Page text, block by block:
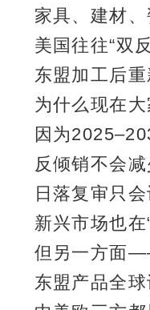
家具、建材
美国往往“双
东盟加工后
为什么现在
因为
反倾销不会减
日落复审只
新兴市场也在
但另一方面
东盟产品全